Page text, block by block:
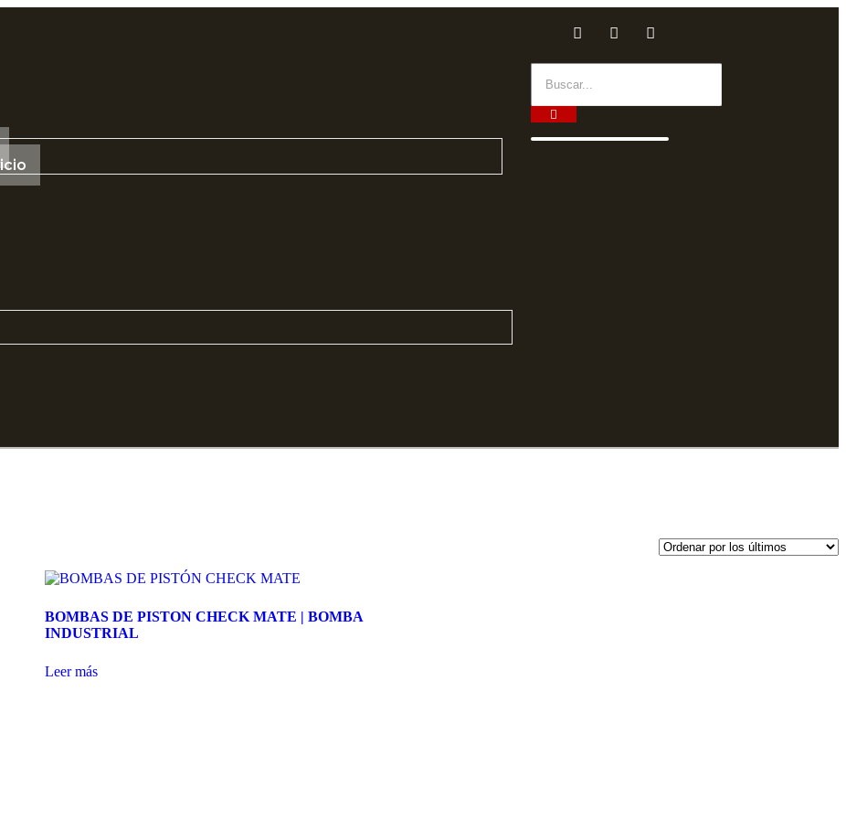
BOMBAS DE PISTON CHECK MATE | BOMBA
INDUSTRIAL
Leer más